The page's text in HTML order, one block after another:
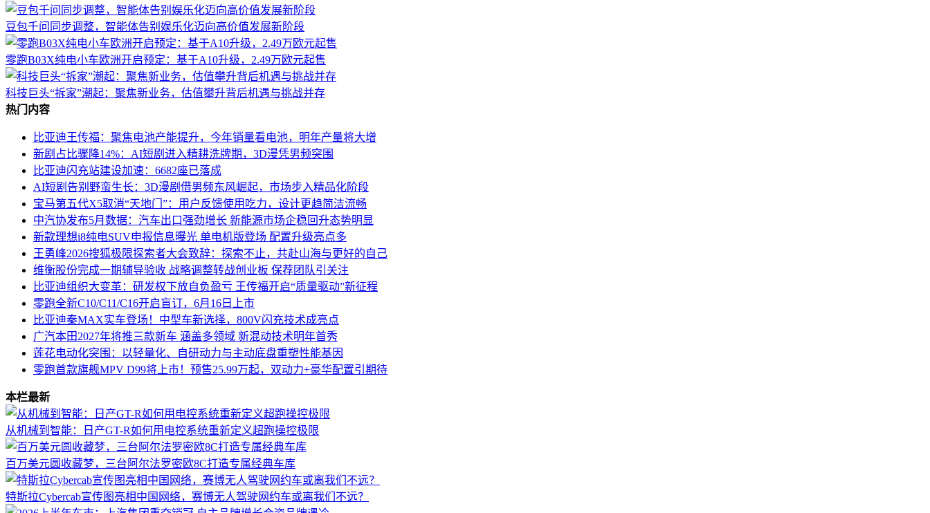
豆包千问同步调整，智能体告别娱乐化迈向高价值发展新阶段
零跑B03X纯电小车欧洲开启预定：基于A10升级，2.49万欧元起售
科技巨头“拆家”潮起：聚焦新业务，估值攀升背后机遇与挑战并存
热门内容
比亚迪王传福：聚焦电池产能提升，今年销量看电池，明年产量将大增
新剧占比骤降14%：AI短剧进入精耕洗牌期，3D漫凭男频突围
比亚迪闪充站建设加速：6682座已落成
AI短剧告别野蛮生长：3D漫剧借男频东风崛起，市场步入精品化阶段
宝马第五代X5取消“天地门”：用户反馈使用吃力，设计更趋简洁流畅
中汽协发布5月数据：汽车出口强劲增长 新能源市场企稳回升态势明显
新款理想i8纯电SUV申报信息曝光 单电机版登场 配置升级亮点多
王勇峰2026搜狐极限探索者大会致辞：探索不止，共赴山海与更好的自己
维衡股份完成一期辅导验收 战略调整转战创业板 保荐团队引关注
比亚迪组织大变革：研发权下放自负盈亏 王传福开启“质量驱动”新征程
零跑全新C10/C11/C16开启盲订，6月16日上市
比亚迪秦MAX实车登场！中型车新选择，800V闪充技术成亮点
广汽本田2027年将推三款新车 涵盖多领域 新混动技术明年首秀
莲花电动化突围：以轻量化、自研动力与主动底盘重塑性能基因
零跑首款旗舰MPV D99将上市！预售25.99万起，双动力+豪华配置引期待
本栏最新
从机械到智能：日产GT-R如何用电控系统重新定义超跑操控极限
百万美元圆收藏梦，三台阿尔法罗密欧8C打造专属经典车库
特斯拉Cybercab宣传图亮相中国网络，赛博无人驾驶网约车或离我们不远？